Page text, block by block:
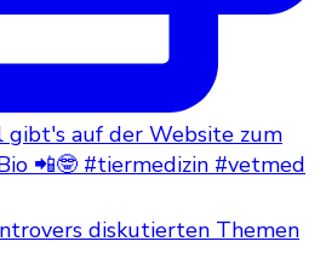
diskutierten Themen